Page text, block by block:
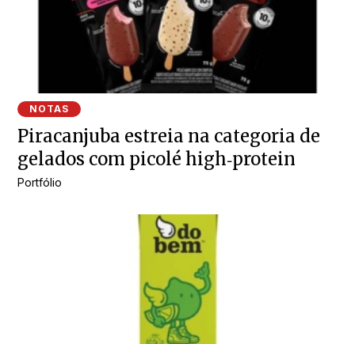
NOTAS
Piracanjuba estreia na categoria de
gelados com picolé high‑protein
Portfólio